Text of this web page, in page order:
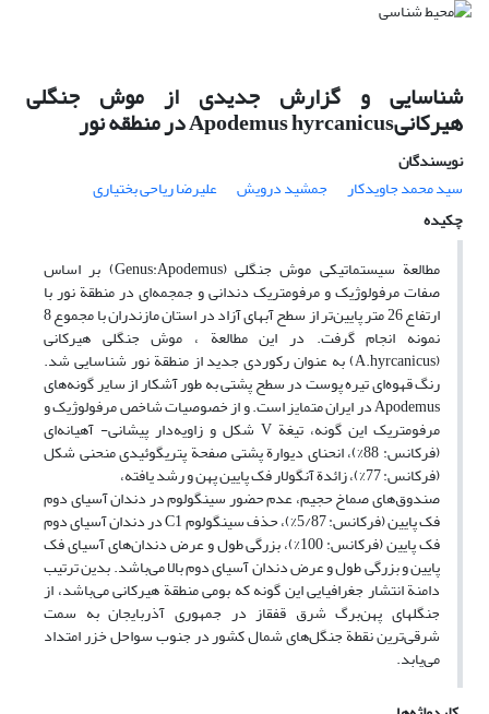
شناسایی و گزارش جدیدی از موش جنگلی
هیرکانیApodemus hyrcanicus در منطقه نور
نویسندگان
سید محمد جاویدکار
جمشید درویش
علیرضا ریاحی بختیاری
چکیده
مطالعة سیستماتیکی موش جنگلی (Genus:Apodemus) بر اساس
صفات مرفولوژیک و مرفومتریک دندانی و جمجمه‌ای در منطقة نور با
ارتفاع 26 متر پایین‌تر از سطح آبهای آزاد در استان مازندران با مجموع 8
نمونه انجام گرفت. در این مطالعة ، موش جنگلی هیرکانی
(A.hyrcanicus) به عنوان رکوردی جدید از منطقة نور شناسایی شد.
رنگ قهوه‌ای تیره پوست در سطح پشتی به طور آشکار از سایر گونه‌های
Apodemus در ایران متمایز است. و از خصوصیات شاخص مرفولوژیک و
مرفومتریک این گونه، تیغة V شکل و زاویه‌دار پیشانی- آهیانه‌ای
(فرکانس: 88%)، انحنای دیوارة پشتی صفحة پتریگوئیدی منحنی شکل
(فرکانس: 77%)، زائدة آنگولار فک پایین پهن و رشد یافته،
صندوق‌های صماخ حجیم، عدم حضور سینگولوم در دندان آسیای دوم
فک پایین (فرکانس: 5/87%)، حذف سینگولوم C1 در دندان آسیای دوم
فک پایین (فرکانس: 100%)، بزرگی طول و عرض دندان‌های آسیای فک
پایین و بزرگی طول و عرض دندان آسیای دوم بالا می‌باشد. بدین ترتیب
دامنة انتشار جغرافیایی این گونه که بومی منطقة هیرکانی می‌باشد، از
جنگلهای پهن‌برگ شرق قفقاز در جمهوری آذربایجان به سمت
شرقی‌ترین نقطة جنگل‌های شمال کشور در جنوب سواحل خزر امتداد
می‌یابد.